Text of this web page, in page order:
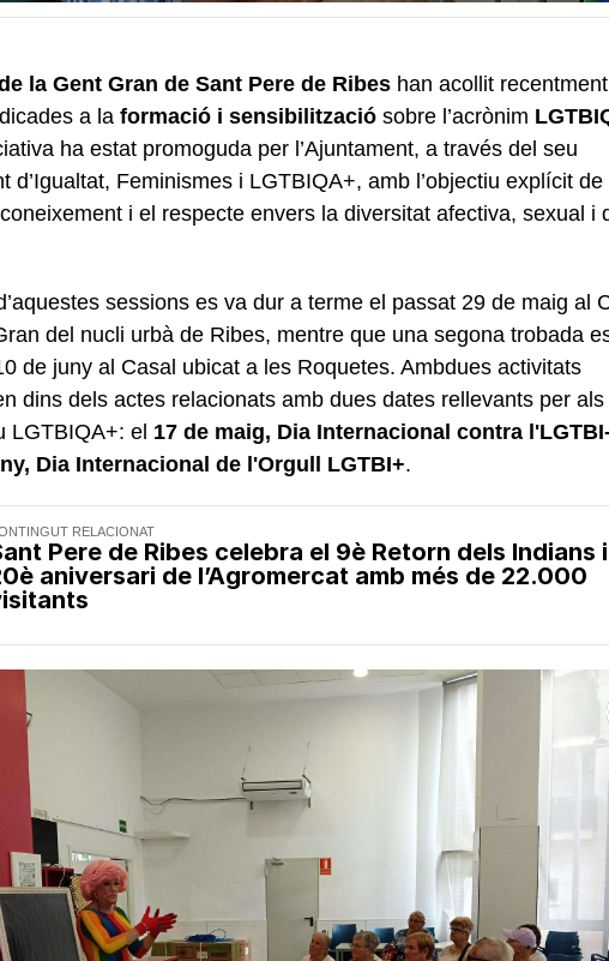
la Gent Gran de Sant Pere de Ribes han acollit
a la formació i sensibilització sobre l’acrònim
ha estat promoguda per l’Ajuntament, a través del seu
d’Igualtat, Feminismes i LGTBIQA+, amb l’objectiu explícit de
i el respecte envers la diversitat afectiva, sexual i
sessions es va dur a terme el passat 29 de maig al
del nucli urbà de Ribes, mentre que una segona trobada
de juny al Casal ubicat a les Roquetes. Ambdues activitats
dins dels actes relacionats amb dues dates rellevants per
LGTBIQA+: el 17 de maig, Dia Internacional contra
Dia Internacional de l'Orgull LGTBI+.
RELACIONAT
Pere de Ribes celebra el 9è Retorn dels Indians
aniversari de l’Agromercat amb més de 22.000